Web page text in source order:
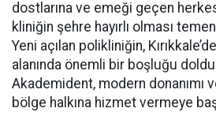
dostlarına ve emeği geçen
kliniğin şehre hayırlı olması
Yeni açılan polikliniğin,
alanında önemli bir boşluğu
Akademident, modern donanımı
bölge halkına hizmet vermeye